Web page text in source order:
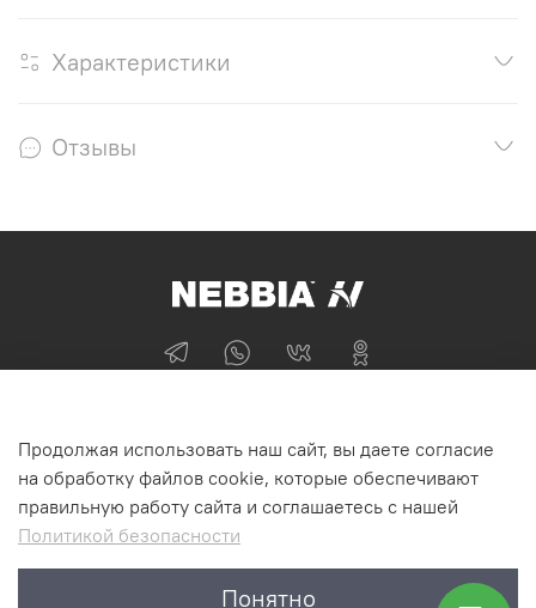
Характеристики
Отзывы
+74955870705
г Москва
Интернет-магазин NEBBIA.ONLINE
Продолжая использовать наш сайт, вы даете согласие
на обработку файлов cookie, которые обеспечивают
правильную работу сайта и соглашаетесь с нашей
Политикой безопасности
Понятно